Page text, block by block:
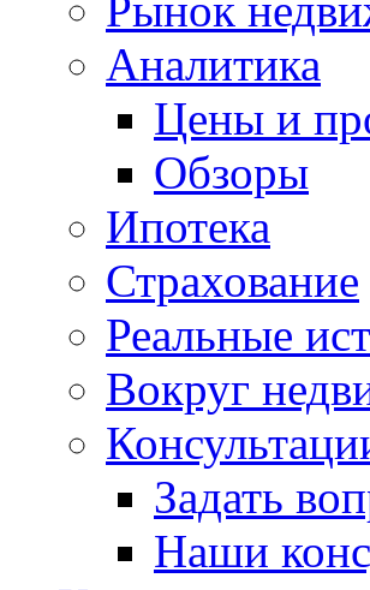
Аналитика
Цены и
Обзоры
Ипотека
Страхование
Реальные
Вокруг
Задать
Наши